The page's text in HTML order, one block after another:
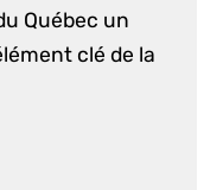
Québec un
clé de la